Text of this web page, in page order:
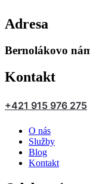
Adresa
Bernolákovo
Kontakt
+421 915 976 275
O nás
Služby
Blog
Kontakt